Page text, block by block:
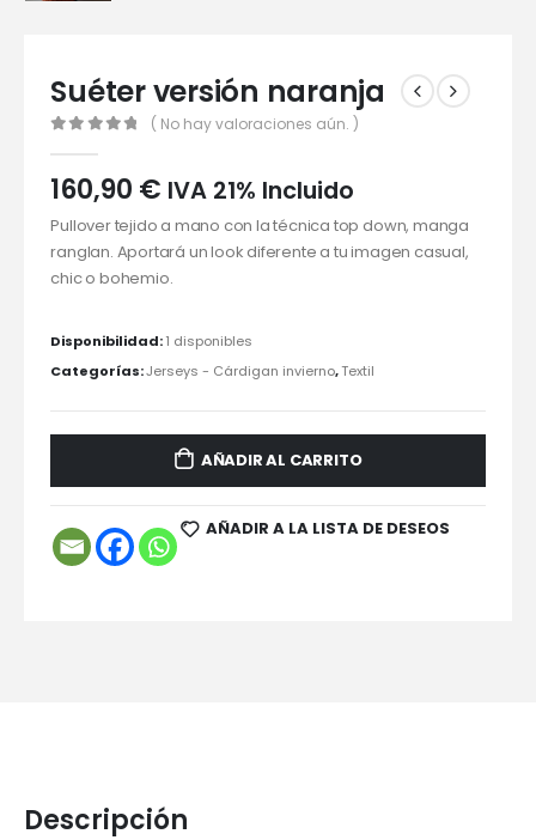
Suéter versión naranja
( No hay valoraciones aún. )
160,90 € IVA 21% Incluido
Pullover tejido a mano con la técnica top down, manga
ranglan. Aportará un look diferente a tu imagen casual,
chic o bohemio.
Disponibilidad:1 disponibles
Categorías:Jerseys - Cárdigan invierno,Textil
AÑADIR AL CARRITO
AÑADIR A LA LISTA DE DESEOS
Descripción